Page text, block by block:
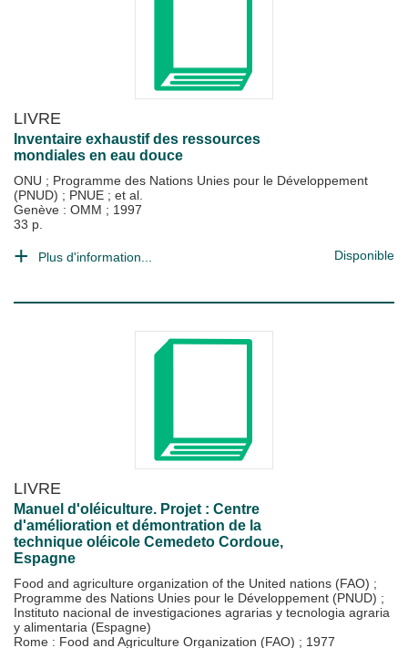
LIVRE
Inventaire exhaustif des ressources
mondiales en eau douce
ONU ; Programme des Nations Unies pour le Développement
(PNUD) ; PNUE ; et al.
Genève : OMM ; 1997
33 p.
Plus d'information... Disponible
LIVRE
Manuel d'oléiculture. Projet : Centre
d'amélioration et démontration de la
technique oléicole Cemedeto Cordoue,
Espagne
Food and agriculture organization of the United nations (FAO) ;
Programme des Nations Unies pour le Développement (PNUD) ;
Instituto nacional de investigaciones agrarias y tecnologia agraria
y alimentaria (Espagne)
Rome : Food and Agriculture Organization (FAO) ; 1977